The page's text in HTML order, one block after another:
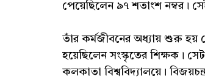
পেয়েছিলেন ৯৭ শতাংশ নম্বর।
তাঁর কর্মজীবনের অধ্যায় শুরু হয়
হয়েছিলেন সংস্কৃতের শিক্ষক।
কলকাতা বিশ্ববিদ্যালয়ে।